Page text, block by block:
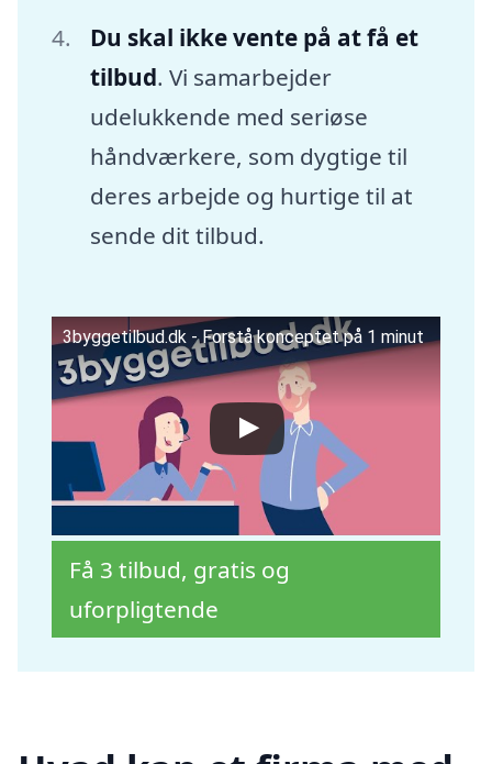
Du skal ikke vente på at få et
tilbud. Vi samarbejder
udelukkende med seriøse
håndværkere, som dygtige til
deres arbejde og hurtige til at
sende dit tilbud.
3byggetilbud.dk - Forstå konceptet på 1 minut
Få 3 tilbud, gratis og
uforpligtende